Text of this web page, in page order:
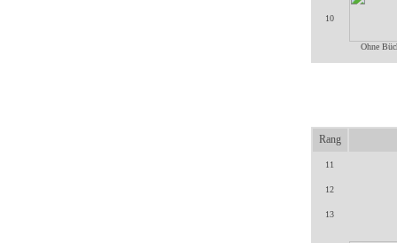
10
Ohne
Rang
11
12
13